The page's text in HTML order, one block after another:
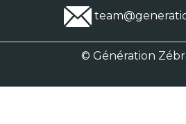
© Génération